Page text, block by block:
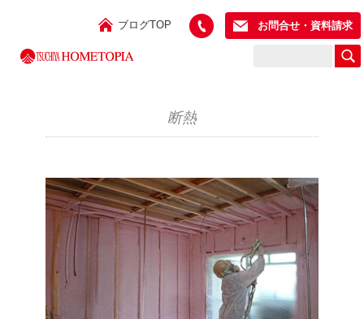
ブログTOP お問合せ・資料請求
断熱